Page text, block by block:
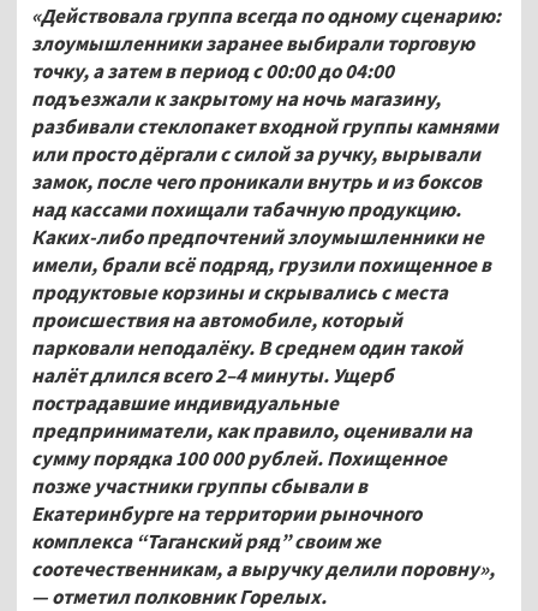
«Действовала группа всегда по одному сценарию:
злоумышленники заранее выбирали торговую
точку, а затем в период с 00:00 до 04:00
подъезжали к закрытому на ночь магазину,
разбивали стеклопакет входной группы камнями
или просто дёргали с силой за ручку, вырывали
замок, после чего проникали внутрь и из боксов
над кассами похищали табачную продукцию.
Каких-либо предпочтений злоумышленники не
имели, брали всё подряд, грузили похищенное в
продуктовые корзины и скрывались с места
происшествия на автомобиле, который
парковали неподалёку. В среднем один такой
налёт длился всего 2–4 минуты. Ущерб
пострадавшие индивидуальные
предприниматели, как правило, оценивали на
сумму порядка 100000 рублей. Похищенное
позже участники группы сбывали в
Екатеринбурге на территории рыночного
комплекса “Таганский ряд” своим же
соотечественникам, а выручку делили поровну»,
— отметил полковник Горелых.